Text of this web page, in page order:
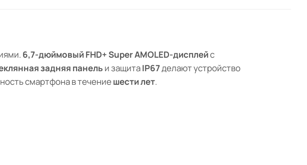
6,7-дюймовый FHD+ Super AMOLED-дисплейс
задняя панель и защитаIP67делают устройство
смартфона в течениешести лет.